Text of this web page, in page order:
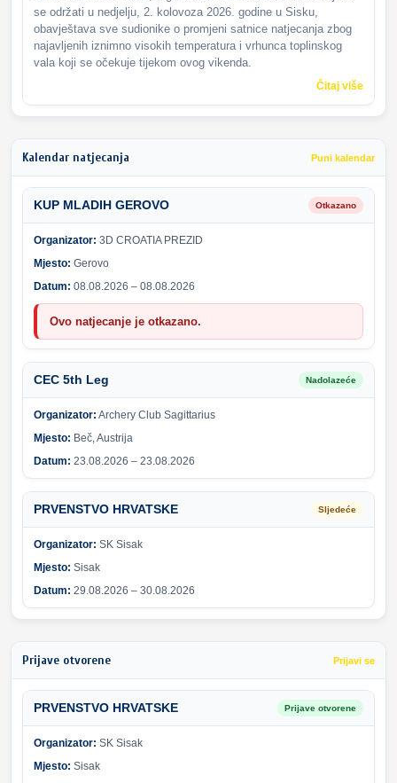
se održati u nedjelju, 2. kolovoza 2026. godine u Sisku,
obavještava sve sudionike o promjeni satnice natjecanja zbog
najavljenih iznimno visokih temperatura i vrhunca toplinskog
vala koji se očekuje tijekom ovog vikenda.
Čitaj više
Kalendar natjecanja Puni kalendar
KUP MLADIH GEROVO Otkazano
Organizator: 3D CROATIA PREZID
Mjesto: Gerovo
Datum: 08.08.2026 – 08.08.2026
Ovo natjecanje je otkazano.
CEC 5th Leg Nadolazeće
Organizator: Archery Club Sagittarius
Mjesto: Beč, Austrija
Datum: 23.08.2026 – 23.08.2026
PRVENSTVO HRVATSKE Sljedeće
Organizator: SK Sisak
Mjesto: Sisak
Datum: 29.08.2026 – 30.08.2026
Prijave otvorene Prijavi se
PRVENSTVO HRVATSKE Prijave otvorene
Organizator: SK Sisak
Mjesto: Sisak